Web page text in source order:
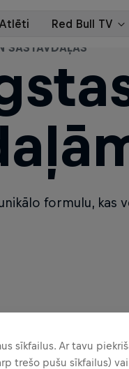
SASTĀVDAĻAS
formulu, kas
sīkfailus. Ar tavu
trešo pušu sīkfailus)